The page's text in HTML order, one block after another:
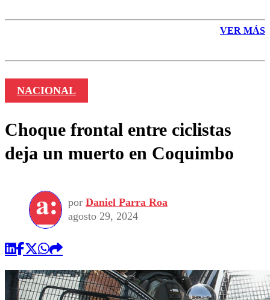
VER MÁS
NACIONAL
Choque frontal entre ciclistas
deja un muerto en Coquimbo
por Daniel Parra Roa
agosto 29, 2024